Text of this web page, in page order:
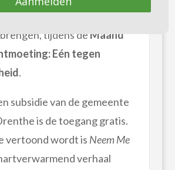
en omliggende dorpen bij
tijdens deMaand
Eén tegen
.
subsidie van de gemeente
is de toegang gratis.
vertoond wordt is Neem Me
verhaal